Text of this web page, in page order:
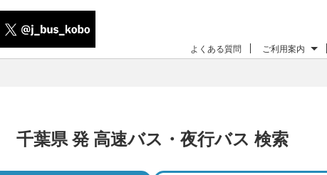
よくある質問 ご利用案内
千葉県 発 高速バス・夜行バス 検索